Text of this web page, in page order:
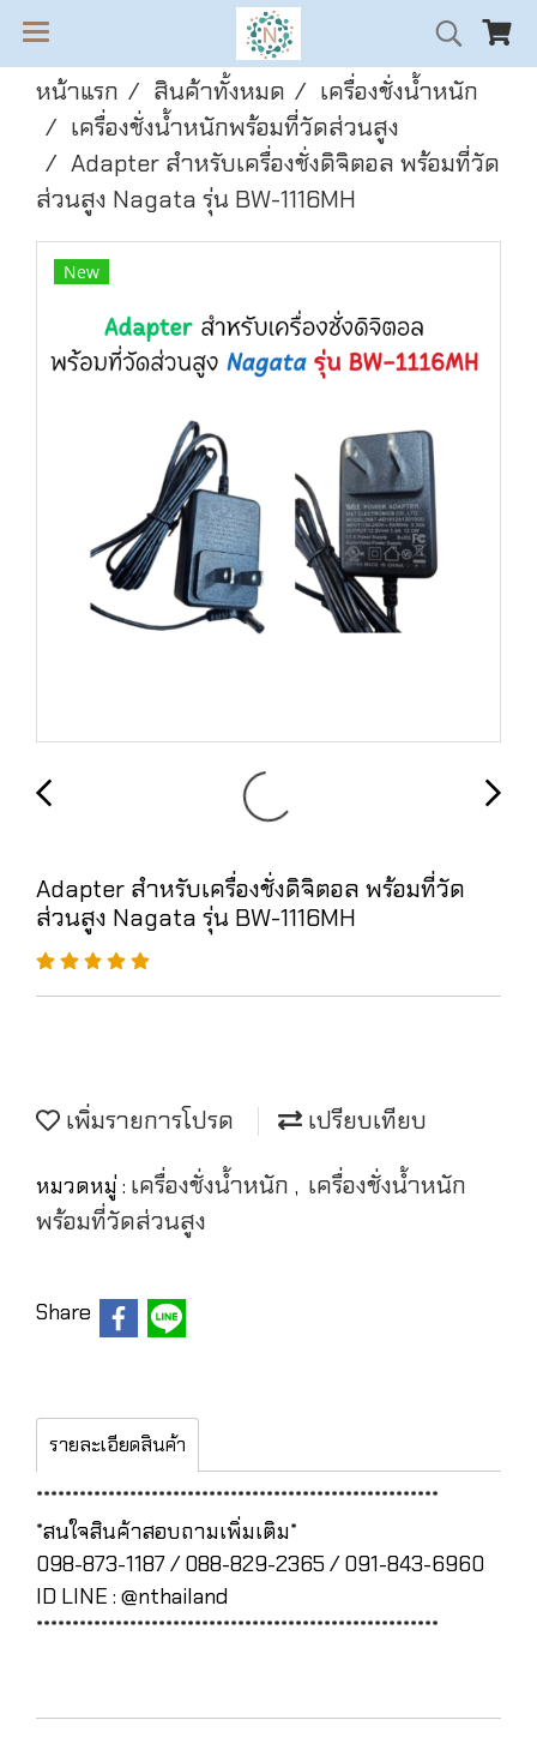
หน้าแรก สินค้าทั้งหมด
เครื่องชั่งน้ำหนัก
เครื่องชั่งน้ำหนักพร้อมที่วัดส่วนสูง
Adapter สำหรับเครื่องชั่งดิจิตอล พร้อมที่วัด
ส่วนสูง Nagata รุ่น BW-1116MH
New
Adapter สำหรับเครื่องชั่งดิจิตอล พร้อมที่วัด
ส่วนสูง Nagata รุ่น BW-1116MH
เพิ่มรายการโปรด เปรียบเทียบ
หมวดหมู่ : เครื่องชั่งน้ำหนัก , เครื่องชั่งน้ำหนัก
พร้อมที่วัดส่วนสูง
Share
รายละเอียดสินค้า
********************************************************
*สนใจสินค้าสอบถามเพิ่มเติม*
098-873-1187 / 088-829-2365 / 091-843-6960
ID LINE : @nthailand
********************************************************